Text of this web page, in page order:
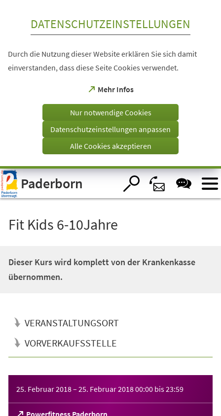
Visuelle
Assistenzsoftware
öffnen.
DATENSCHUTZEINSTELLUNGEN
Durch die Nutzung dieser Website erklären Sie sich damit
einverstanden, dass diese Seite Cookies verwendet.
Mehr Infos
(Öffnet
einem
Tab)
Nur notwendige Cookies
Datenschutzeinstellungen anpassen
Alle Cookies akzeptieren
Paderborn
Fit Kids 6-10Jahre
Dieser Kurs wird komplett von der Krankenkasse
übernommen.
VERANSTALTUNGSORT
VORVERKAUFSSTELLE
25. Februar 2018– 25. Februar 201800:00 bis23:59
Powerfitness Paderborn
(Öffnet